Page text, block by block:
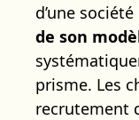
d’une
de son
prisme. Les
recrutement